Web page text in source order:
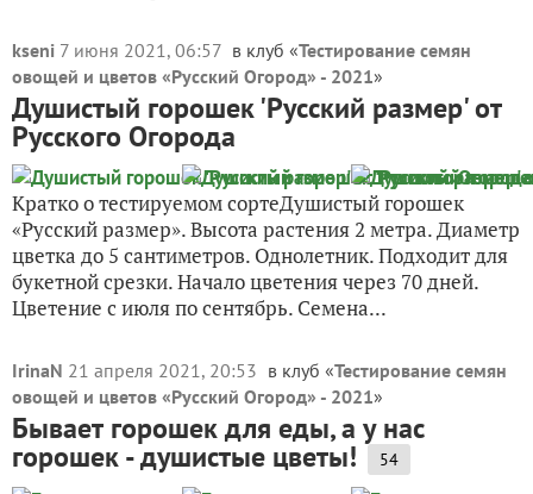
kseni 7 июня 2021, 06:57 в клуб «Тестирование семян
овощей и цветов «Русский Огород» - 2021»
Душистый горошек 'Русский размер' от
Русского Огорода
Кратко о тестируемом сортеДушистый горошек
«Русский размер». Высота растения 2 метра. Диаметр
цветка до 5 сантиметров. Однолетник. Подходит для
букетной срезки. Начало цветения через 70 дней.
Цветение с июля по сентябрь. Семена...
IrinaN 21 апреля 2021, 20:53 в клуб «Тестирование семян
овощей и цветов «Русский Огород» - 2021»
Бывает горошек для еды, а у нас
горошек - душистые цветы! 54